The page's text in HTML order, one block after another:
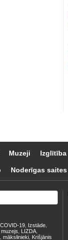
Muzeji Izglītība
Noderīgas saites
COVID-19 Izstāde
LIZDA
mākslinieki Krišjānis